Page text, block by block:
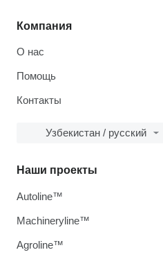
Компания
О нас
Помощь
Контакты
Узбекистан / русский
Наши проекты
Autoline™
Machineryline™
Agroline™